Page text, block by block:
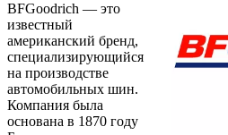
BFGoodrich — это
известный
американский бренд,
специализирующийся
на производстве
автомобильных шин.
Компания была
основана в 1870 году